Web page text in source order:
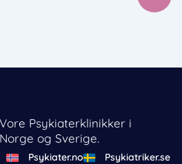
Vore Psykiaterklinikker i
Norge og Sverige.
Psykiater.no Psykiatriker.se